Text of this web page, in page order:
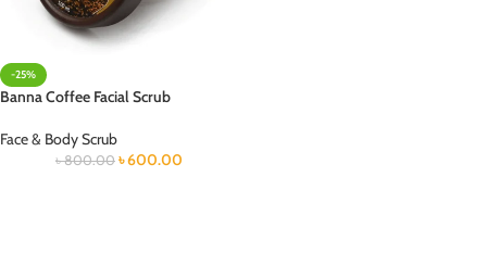
-25%
Banna Coffee Facial Scrub
Face & Body Scrub
৳800.00 ৳600.00